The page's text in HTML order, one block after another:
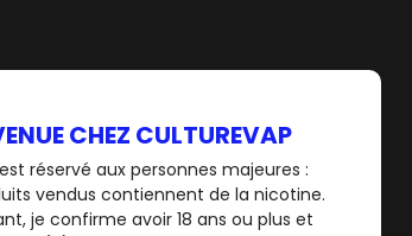
CHEZ CULTUREVAP
réservé aux personnes majeures :
vendus contiennent de la nicotine.
je confirme avoir 18 ans ou plus et